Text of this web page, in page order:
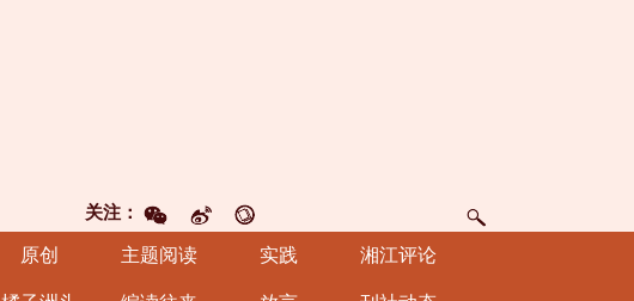
关注：
原创 主题阅读 实践 湘江评论